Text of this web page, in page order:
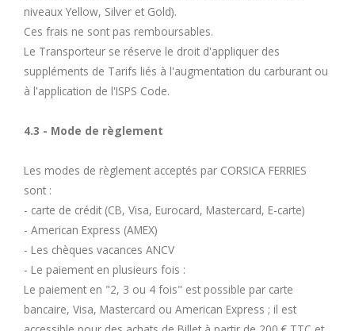
niveaux Yellow, Silver et Gold).
Ces frais ne sont pas remboursables.
Le Transporteur se réserve le droit d'appliquer des
suppléments de Tarifs liés à l'augmentation du carburant ou
à l'application de l'ISPS Code.
4.3 - Mode de règlement
Les modes de règlement acceptés par CORSICA FERRIES
sont :
- carte de crédit (CB, Visa, Eurocard, Mastercard, E-carte)
- American Express (AMEX)
- Les chèques vacances ANCV
- Le paiement en plusieurs fois :
Le paiement en "2, 3 ou 4 fois" est possible par carte
bancaire, Visa, Mastercard ou American Express ; il est